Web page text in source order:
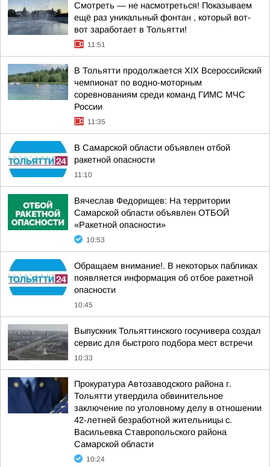
Смотреть — не насмотреться! Показываем
ещё раз уникальный фонтан , который вот-
вот заработает в Тольятти!
11:51
В Тольятти продолжается XIX Всероссийский
чемпионат по водно-моторным
соревнованиям среди команд ГИМС МЧС
России
11:35
В Самарской области объявлен отбой
ракетной опасности
11:10
Вячеслав Федорищев: На территории
Самарской области объявлен ОТБОЙ
«Ракетной опасности»
10:53
Обращаем внимание!. В некоторых пабликах
появляется информация об отбое ракетной
опасности
10:45
Выпускник Тольяттинского госунивера создал
сервис для быстрого подбора мест встречи
10:33
Прокуратура Автозаводского района г.
Тольятти утвердила обвинительное
заключение по уголовному делу в отношении
42-летней безработной жительницы с.
Васильевка Ставропольского района
Самарской области
10:24